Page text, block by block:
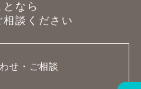
となら
談ください
せ・ご相談